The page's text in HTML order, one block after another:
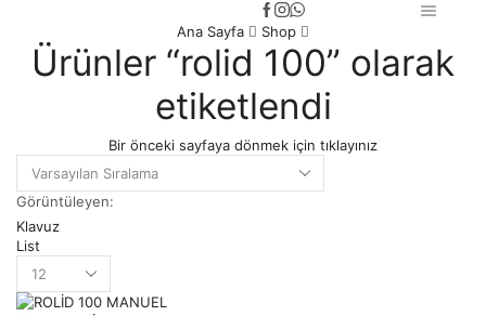
Ana Sayfa Shop
Ürünler “rolid 100” olarak
etiketlendi
Bir önceki sayfaya dönmek için tıklayınız
Görüntüleyen:
Klavuz
List
per
page